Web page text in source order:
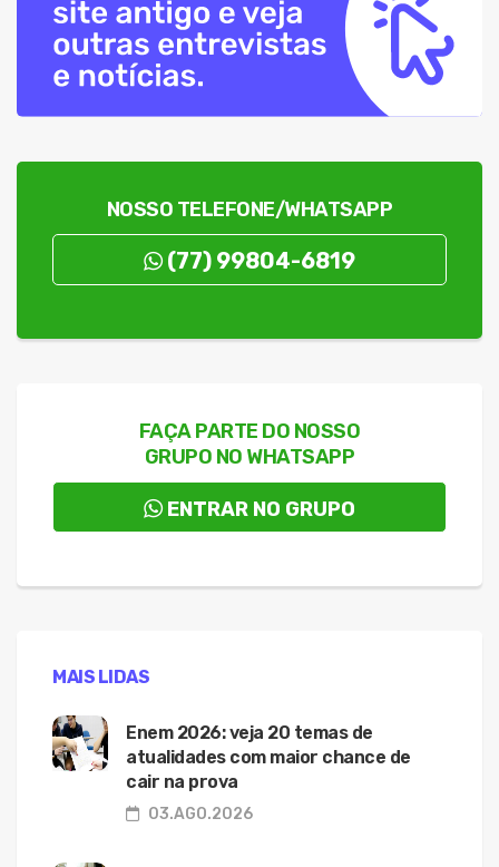
NOSSO TELEFONE/WHATSAPP
(77) 99804-6819
FAÇA PARTE DO NOSSO
GRUPO NO WHATSAPP
ENTRAR NO GRUPO
MAIS LIDAS
Enem 2026: veja 20 temas de
atualidades com maior chance de
cair na prova
03.AGO.2026